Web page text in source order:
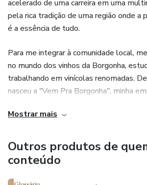
acelerado de uma carreira em uma
pela rica tradição de uma região onde a
é a essência de tudo.
Para me integrar à comunidade local,
no mundo dos vinhos da Borgonha,
trabalhando em vinícolas renomadas.
nasceu a "Vem Pra Borgonha", minha
especializadas e exportação de vinhos da
Com quase 10 anos de experiência direta
degustações rigorosas e incontáveis
nas uvas Pinot Noir e Chardonnay, eu
profundo conhecimento sobre os vinhos
Mostrar mais
Outros produtos de
conteúdo